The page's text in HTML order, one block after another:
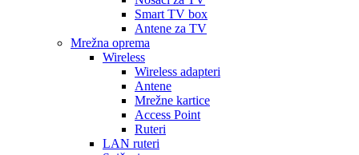
Smart TV box
Antene za TV
Mrežna oprema
Wireless
Wireless adapteri
Antene
Mrežne kartice
Access Point
Ruteri
LAN ruteri